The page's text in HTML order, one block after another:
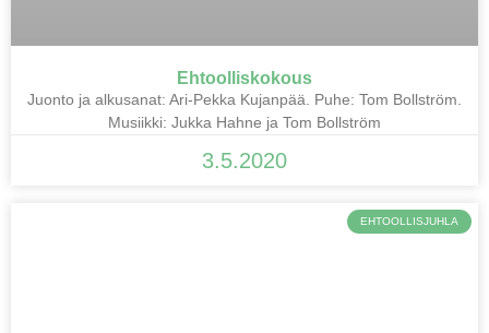
Ehtoolliskokous
Juonto ja alkusanat: Ari-Pekka Kujanpää. Puhe: Tom Bollström.
Musiikki: Jukka Hahne ja Tom Bollström
3.5.2020
EHTOOLLISJUHLA